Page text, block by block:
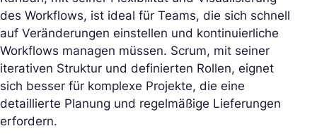
des Workflows, ist ideal für Teams, die sich schnell
auf Veränderungen einstellen und kontinuierliche
Workflows managen müssen. Scrum, mit seiner
iterativen Struktur und definierten Rollen, eignet
sich besser für komplexe Projekte, die eine
detaillierte Planung und regelmäßige Lieferungen
erfordern.